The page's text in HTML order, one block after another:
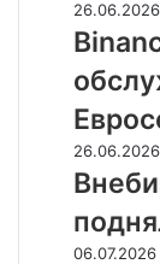
упал
до
11,18
рубля
Binance
прекратит
клиентов
из
Евросоюза,
пишут
СМИ
26.06.2026
курс
доллара
поднялся
выше
26.06.2026
В
06.07.2026